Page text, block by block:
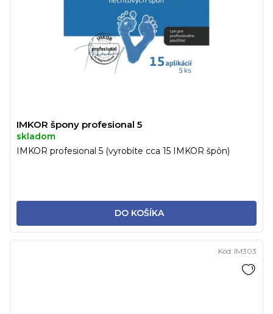
IMKOR špony profesional 5
skladom
DO KOŠÍKA
IMKOR profesional 5 (vyrobíte cca 15 IMKOR špôn)
Kód: IM303